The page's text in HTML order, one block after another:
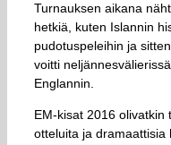
Turnauksen aikana
hetkiä, kuten Islannin
pudotuspeleihin ja
voitti
Englannin.
EM-kisat 2016 olivatkin
otteluita ja dramaattisia